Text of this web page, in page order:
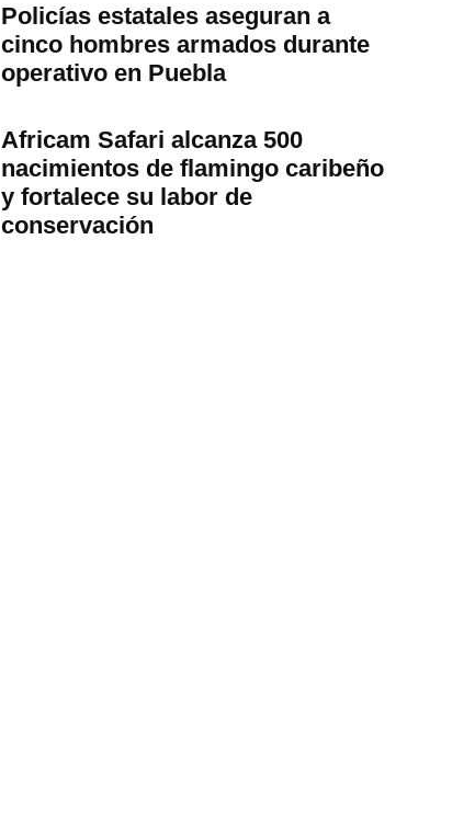
Policías estatales aseguran a
cinco hombres armados durante
operativo en Puebla
Africam Safari alcanza 500
nacimientos de flamingo caribeño
y fortalece su labor de
conservación